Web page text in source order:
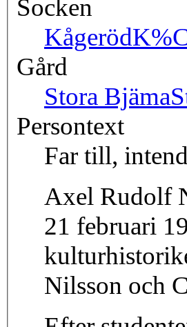
Socken
Kågeröd
Gård
Stora Bjäma
Persontext
Far till,
Axel Rudolf
21 februari
Nilsson och